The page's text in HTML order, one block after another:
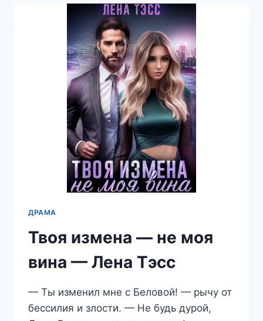
—
ТЭСС
ДРАМА
Твоя измена — не моя
вина — Лена Тэсс
— Ты изменил мне с Беловой! — рычу от
бессилия и злости. — Не будь дурой,